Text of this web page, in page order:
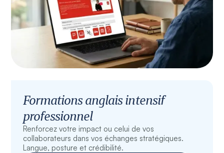
Formations anglais intensif
professionnel
Renforcez votre impact ou celui de vos
collaborateurs dans vos échanges stratégiques.
Langue, posture et crédibilité.